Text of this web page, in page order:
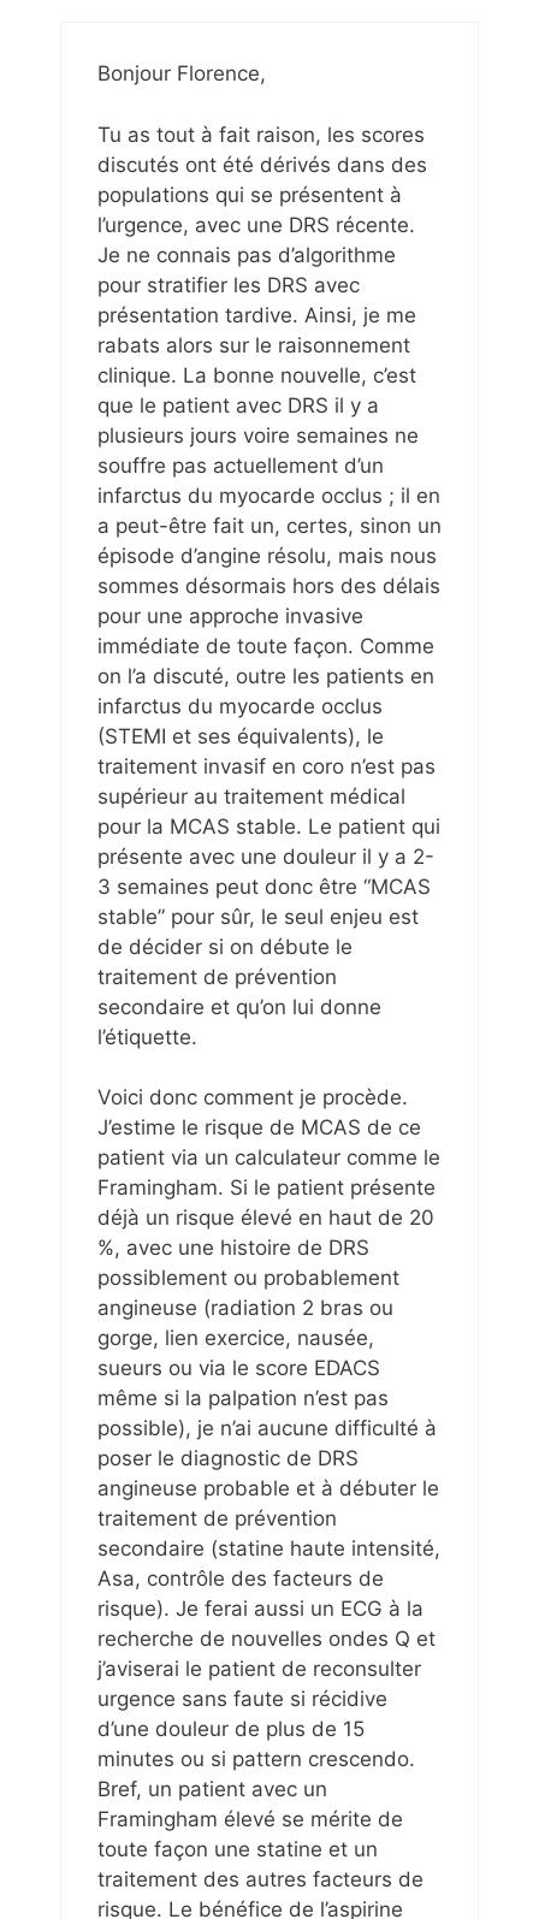
Bonjour Florence,
Tu as tout à fait raison, les scores
discutés ont été dérivés dans des
populations qui se présentent à
l’urgence, avec une DRS récente.
Je ne connais pas d’algorithme
pour stratifier les DRS avec
présentation tardive. Ainsi, je me
rabats alors sur le raisonnement
clinique. La bonne nouvelle, c’est
que le patient avec DRS il y a
plusieurs jours voire semaines ne
souffre pas actuellement d’un
infarctus du myocarde occlus ; il en
a peut-être fait un, certes, sinon un
épisode d’angine résolu, mais nous
sommes désormais hors des délais
pour une approche invasive
immédiate de toute façon. Comme
on l’a discuté, outre les patients en
infarctus du myocarde occlus
(STEMI et ses équivalents), le
traitement invasif en coro n’est pas
supérieur au traitement médical
pour la MCAS stable. Le patient qui
présente avec une douleur il y a 2-
3 semaines peut donc être “MCAS
stable” pour sûr, le seul enjeu est
de décider si on débute le
traitement de prévention
secondaire et qu’on lui donne
l’étiquette.
Voici donc comment je procède.
J’estime le risque de MCAS de ce
patient via un calculateur comme le
Framingham. Si le patient présente
déjà un risque élevé en haut de 20
%, avec une histoire de DRS
possiblement ou probablement
angineuse (radiation 2 bras ou
gorge, lien exercice, nausée,
sueurs ou via le score EDACS
même si la palpation n’est pas
possible), je n’ai aucune difficulté à
poser le diagnostic de DRS
angineuse probable et à débuter le
traitement de prévention
secondaire (statine haute intensité,
Asa, contrôle des facteurs de
risque). Je ferai aussi un ECG à la
recherche de nouvelles ondes Q et
j’aviserai le patient de reconsulter
urgence sans faute si récidive
d’une douleur de plus de 15
minutes ou si pattern crescendo.
Bref, un patient avec un
Framingham élevé se mérite de
toute façon une statine et un
traitement des autres facteurs de
risque. Le bénéfice de l’aspirine